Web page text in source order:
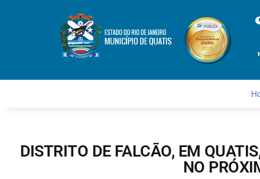
DISTRITO DE FALCÃO, EM
NO